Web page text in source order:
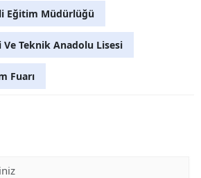
Eğitim Müdürlüğü
Teknik Anadolu Lisesi
Fuarı